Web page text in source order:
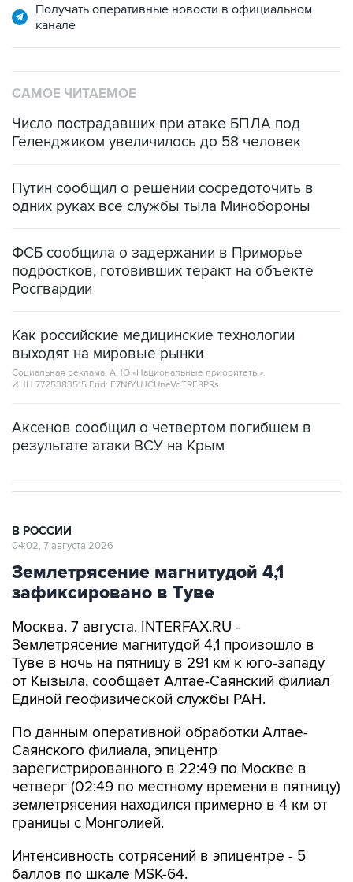
Получать оперативные новости в официальном
канале
САМОЕ ЧИТАЕМОЕ
Число пострадавших при атаке БПЛА под
Геленджиком увеличилось до 58 человек
Путин сообщил о решении сосредоточить в
одних руках все службы тыла Минобороны
ФСБ сообщила о задержании в Приморье
подростков, готовивших теракт на объекте
Росгвардии
Как российские медицинские технологии
выходят на мировые рынки
Социальная реклама, АНО «Национальные приоритеты».
ИНН 7725383515 Erid: F7NfYUJCUneVdTRF8PRs
Аксенов сообщил о четвертом погибшем в
результате атаки ВСУ на Крым
В РОССИИ
04:02, 7 августа 2026
Землетрясение магнитудой 4,1
зафиксировано в Туве
Москва. 7 августа. INTERFAX.RU -
Землетрясение магнитудой 4,1 произошло в
Туве в ночь на пятницу в 291 км к юго-западу
от Кызыла, сообщает Алтае-Саянский филиал
Единой геофизической службы РАН.
По данным оперативной обработки Алтае-
Саянского филиала, эпицентр
зарегистрированного в 22:49 по Москве в
четверг (02:49 по местному времени в пятницу)
землетрясения находился примерно в 4 км от
границы с Монголией.
Интенсивность сотрясений в эпицентре - 5
баллов по шкале MSK-64.